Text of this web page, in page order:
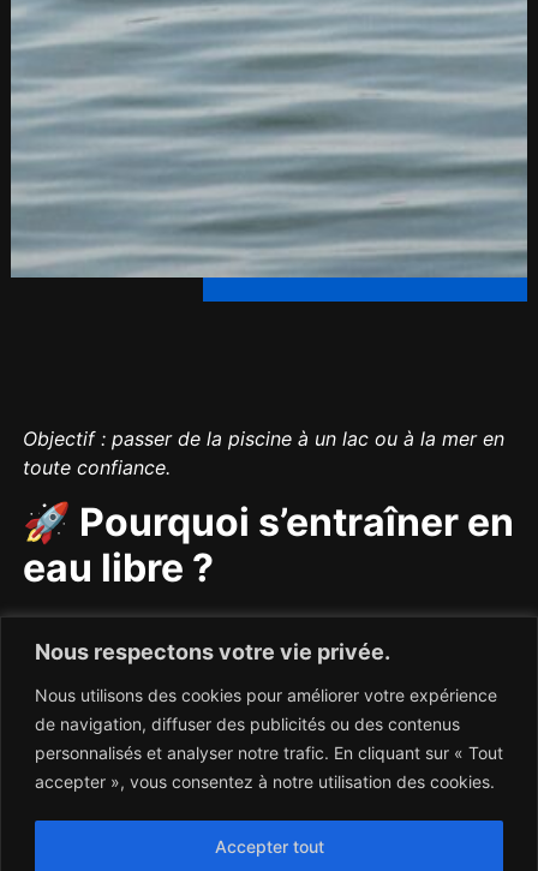
Nous respectons votre vie privée.
Nous utilisons des cookies pour améliorer votre expérience
de navigation, diffuser des publicités ou des contenus
personnalisés et analyser notre trafic. En cliquant sur « Tout
accepter », vous consentez à notre utilisation des cookies.
Accepter tout
Objectif : passer de la piscine à un lac ou à la mer en
toute confiance.
🚀 Pourquoi s’entraîner en
eau libre ?
Réaliste: vous retrouverez les mêmes
conditions que le jour du triathlon (température,
Complémentaire: eau douce ou salée,
courants, orientation… autant d’éléments
impossibles à recréer en piscine.
confiance et réduit le stress pré-course.